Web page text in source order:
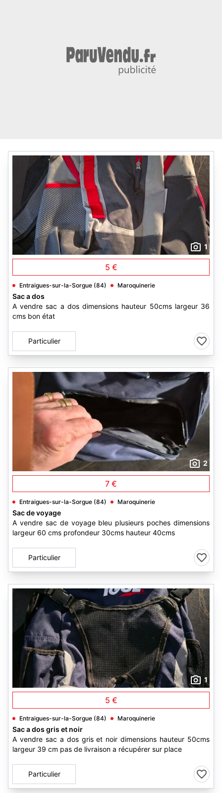
1
5 €
Entraigues-sur-la-Sorgue (84) Maroquinerie
Sac a dos
A vendre sac a dos dimensions hauteur 50cms largeur 36
cms bon état
Particulier
2
7 €
Entraigues-sur-la-Sorgue (84) Maroquinerie
Sac de voyage
A vendre sac de voyage bleu plusieurs poches dimensions
largeur 60 cms profondeur 30cms hauteur 40cms
Particulier
1
5 €
Entraigues-sur-la-Sorgue (84) Maroquinerie
Sac a dos gris et noir
A vendre sac a dos gris et noir dimensions hauteur 50cms
largeur 39 cm pas de livraison a récupérer sur place
Particulier